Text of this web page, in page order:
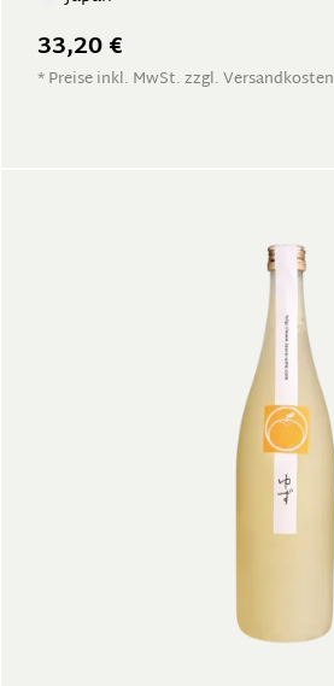
33,20 €
* Preise inkl. MwSt. zzgl. Versandkosten